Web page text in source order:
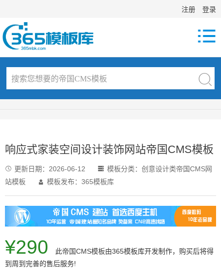
注册 登录

响应式家装空间设计装饰网站帝国CMS模板
 更新日期： 2026-06-12  模板分类： 创意设计类帝国CMS网
站模板
 模板发布：365模板库
¥290 此帝国CMS模板由365模板库开发制作，购买后将得
到周到完善的售后服务!